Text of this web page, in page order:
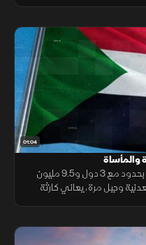
01:04
والمأساة
يمتد دارفور على خمس مساحة السودان بحدود مع 3 دول و9.5 مليون
وجبل مرة، يعاني كارثة